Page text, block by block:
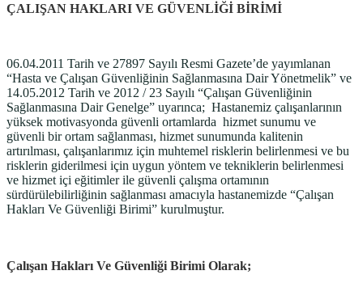
ÇALIŞAN HAKLARI VE GÜVENLİĞİ BİRİMİ
06.04.2011 Tarih ve 27897 Sayılı Resmi Gazete’de yayımlanan
“Hasta ve Çalışan Güvenliğinin Sağlanmasına Dair Yönetmelik” ve
14.05.2012 Tarih ve 2012 / 23 Sayılı “Çalışan Güvenliğinin
Sağlanmasına Dair Genelge” uyarınca; Hastanemiz çalışanlarının
yüksek motivasyonda güvenli ortamlarda hizmet sunumu ve
güvenli bir ortam sağlanması, hizmet sunumunda kalitenin
artırılması, çalışanlarımız için muhtemel risklerin belirlenmesi ve bu
risklerin giderilmesi için uygun yöntem ve tekniklerin belirlenmesi
ve hizmet içi eğitimler ile güvenli çalışma ortamının
sürdürülebilirliğinin sağlanması amacıyla hastanemizde “Çalışan
Hakları Ve Güvenliği Birimi” kurulmuştur.
Çalışan Hakları Ve Güvenliği Birimi Olarak;